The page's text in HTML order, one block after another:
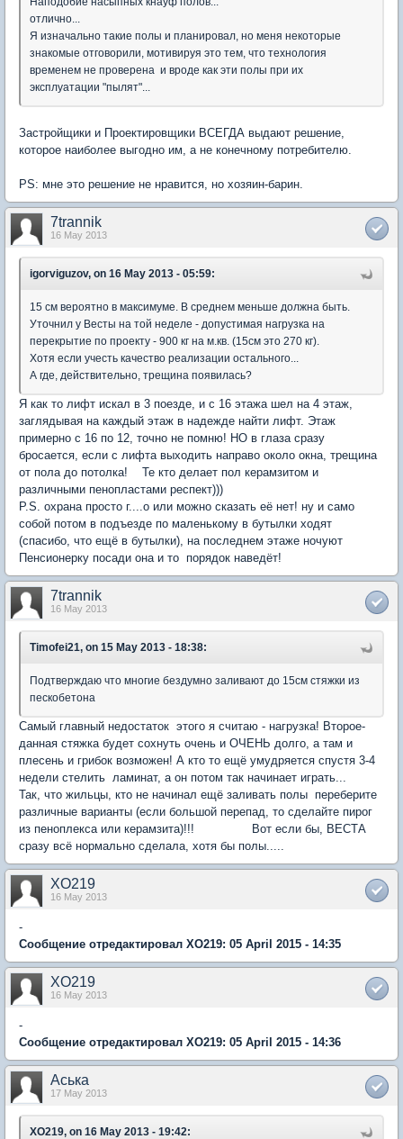
отлично...
Я изначально такие полы и планировал, но меня некоторые
знакомые отговорили, мотивируя это тем, что технология
временем не проверена и вроде как эти полы при их
эксплуатации "пылят"...
Застройщики и Проектировщики ВСЕГДА выдают решение,
которое наиболее выгодно им, а не конечному потребителю.
PS: мне это решение не нравится, но хозяин-барин.
7trannik
16 May 2013
igorviguzov, on 16 May 2013 - 05:59:
15 см вероятно в максимуме. В среднем меньше должна быть.
Уточнил у Весты на той неделе - допустимая нагрузка на
перекрытие по проекту - 900 кг на м.кв. (15см это 270 кг).
Хотя если учесть качество реализации остального...
А где, действительно, трещина появилась?
Я как то лифт искал в 3 поезде, и с 16 этажа шел на 4 этаж,
заглядывая на каждый этаж в надежде найти лифт. Этаж
примерно с 16 по 12, точно не помню! НО в глаза сразу
бросается, если с лифта выходить направо около окна, трещина
от пола до потолка! Те кто делает пол керамзитом и
различными пенопластами респект)))
P.S. охрана просто г....о или можно сказать её нет! ну и само
собой потом в подъезде по маленькому в бутылки ходят
(спасибо, что ещё в бутылки), на последнем этаже ночуют
Пенсионерку посади она и то порядок наведёт!
7trannik
16 May 2013
Timofei21, on 15 May 2013 - 18:38:
Подтверждаю что многие бездумно заливают до 15см стяжки из
пескобетона
Самый главный недостаток этого я считаю - нагрузка! Второе-
данная стяжка будет сохнуть очень и ОЧЕНЬ долго, а там и
плесень и грибок возможен! А кто то ещё умудряется спустя 3-4
недели стелить ламинат, а он потом так начинает играть...
Так, что жильцы, кто не начинал ещё заливать полы переберите
различные варианты (если большой перепад, то сделайте пирог
из пеноплекса или керамзита)!!! Вот если бы, ВЕСТА
сразу всё нормально сделала, хотя бы полы.....
XO219
16 May 2013
-
Сообщение отредактировал XO219: 05 April 2015 - 14:35
XO219
16 May 2013
-
Сообщение отредактировал XO219: 05 April 2015 - 14:36
Аська
17 May 2013
XO219, on 16 May 2013 - 19:42: